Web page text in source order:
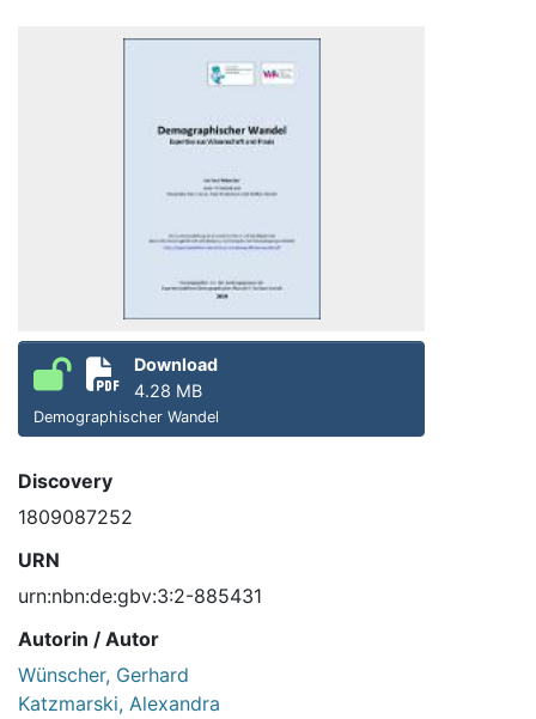
Download
4.28 MB
Demographischer Wandel
Discovery
1809087252
URN
urn:nbn:de:gbv:3:2-885431
Autorin / Autor
Wünscher, Gerhard
Katzmarski, Alexandra